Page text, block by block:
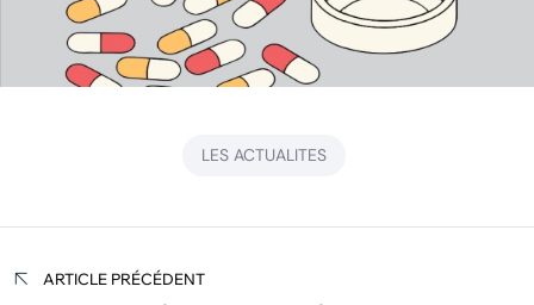
LES ACTUALITES
Navigation
ARTICLE PRÉCÉDENT